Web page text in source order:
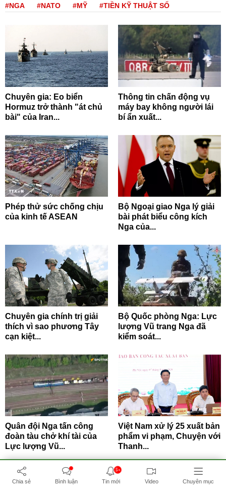
#NGA #NATO #MỸ #TIỀN KỸ THUẬT SỐ
Chuyên gia: Eo biển
Hormuz trở thành "át chủ
bài" của Iran...
Thông tin chấn động vụ
máy bay không người lái
bí ẩn xuất...
Phép thử sức chống chịu
của kinh tế ASEAN
Bộ Ngoại giao Nga lý giải
bài phát biểu công kích
Nga của...
Chuyên gia chính trị giải
thích vì sao phương Tây
cạn kiệt...
Bộ Quốc phòng Nga: Lực
lượng Vũ trang Nga đã
kiểm soát...
Quân đội Nga tấn công
đoàn tàu chở khí tài của
Lực lượng Vũ...
Việt Nam xử lý 25 xuất bản
phẩm vi phạm, Chuyện với
Thanh...
Chia sẻ Bình luận
5+
Tin mới Video Chuyên mục